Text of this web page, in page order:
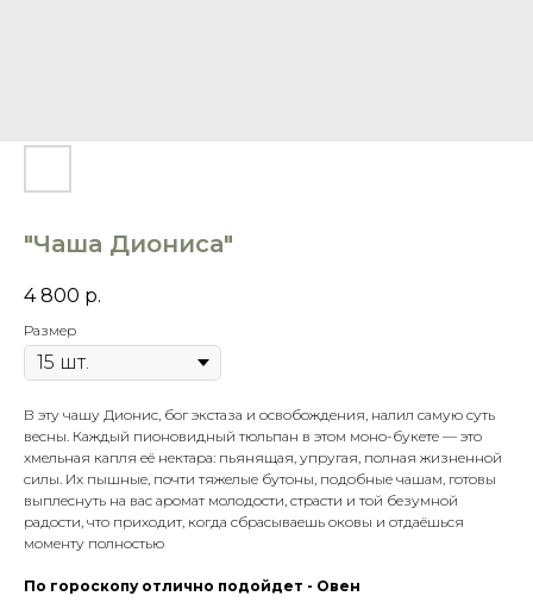
"Чаша Диониса"
4 800 р.
Размер
В эту чашу Дионис, бог экстаза и освобождения, налил самую суть
весны. Каждый пионовидный тюльпан в этом моно-букете — это
хмельная капля её нектара: пьянящая, упругая, полная жизненной
силы. Их пышные, почти тяжелые бутоны, подобные чашам, готовы
выплеснуть на вас аромат молодости, страсти и той безумной
радости, что приходит, когда сбрасываешь оковы и отдаёшься
моменту полностью
По гороскопу отлично подойдет - Овен